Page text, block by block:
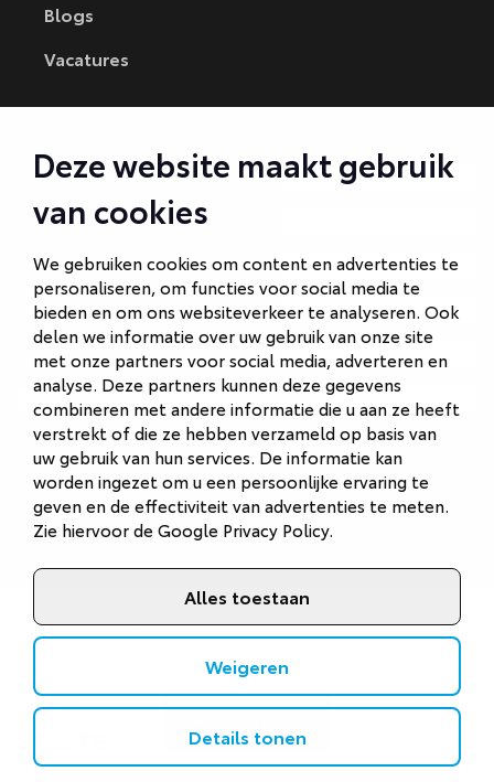
Deze website maakt gebruik
van cookies
We gebruiken cookies om content en advertenties te
personaliseren, om functies voor social media te
bieden en om ons websiteverkeer te analyseren. Ook
delen we informatie over uw gebruik van onze site
met onze partners voor social media, adverteren en
analyse. Deze partners kunnen deze gegevens
combineren met andere informatie die u aan ze heeft
verstrekt of die ze hebben verzameld op basis van
uw gebruik van hun services. De informatie kan
worden ingezet om u een persoonlijke ervaring te
geven en de effectiviteit van advertenties te meten.
Zie hiervoor deGoogle Privacy Policy.
Alles toestaan
Weigeren
Details tonen
Alle filters
Blogs
Vacatures
Autobedrijf Amersfoort
Autobedrijf Ede
Autobedrijf Hilversum
Autobedrijf Naarden
Autobedrijf Veenendaal
Van Gent Schadeherstel
©2026Van Gent Autobedrijf
Cookies